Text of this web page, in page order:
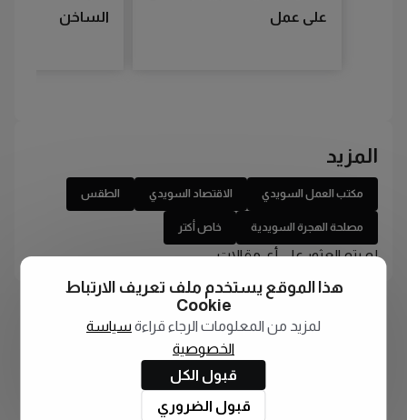
على عمل
الساخن
المزيد
مكتب العمل السويدي الاقتصاد السويدي الطقس
مصلحة الهجرة السويدية خاص أكتر
لم يتم العثور على أي مقالات
هذا الموقع يستخدم ملف تعريف الارتباط
Cookie
لمزيد من المعلومات الرجاء قراءة سياسة
الخصوصية
قبول الكل
قبول الضروري